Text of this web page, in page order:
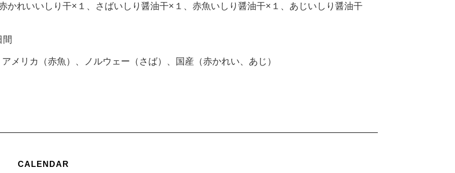
かれいいしり干×１、さばいしり醤油干×１、赤魚いしり醤油干×１、あじいしり醤油干
間
メリカ（赤魚）、ノルウェー（さば）、国産（赤かれい、あじ ）
CALENDAR